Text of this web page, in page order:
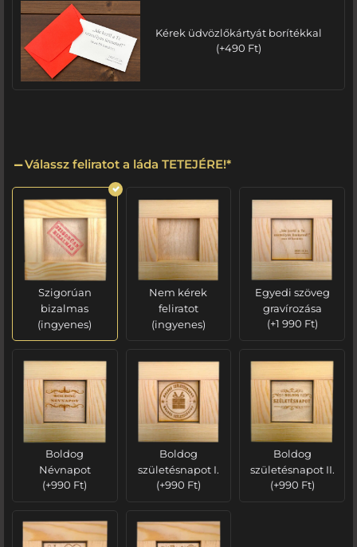
Kérek üdvözlőkártyát borítékkal
(+490 Ft)
Válassz feliratot a láda TETEJÉRE!*
Szigorúan
bizalmas
(ingyenes)
Nem kérek
feliratot
(ingyenes)
Egyedi szöveg
gravírozása
(+1 990 Ft)
Boldog
Névnapot
(+990 Ft)
Boldog
születésnapot I.
(+990 Ft)
Boldog
születésnapot II.
(+990 Ft)